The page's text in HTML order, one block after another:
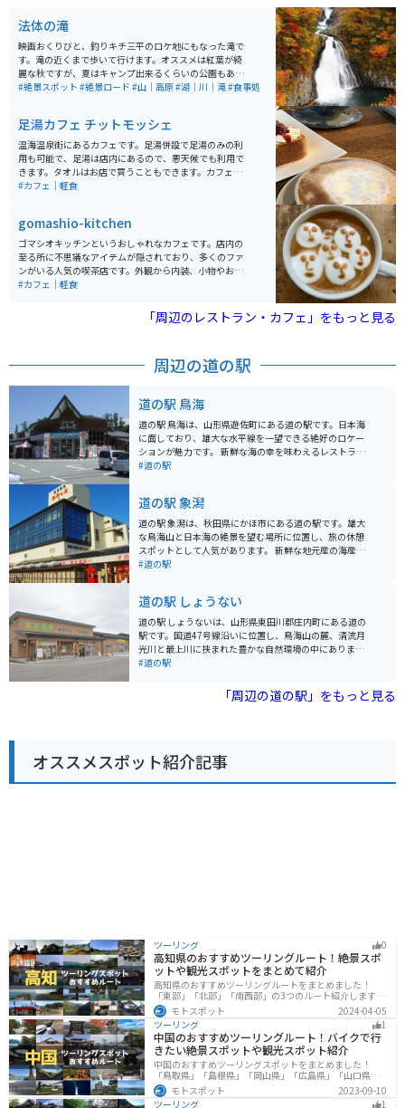
法体の滝
映画おくりびと、釣りキチ三平のロケ地にもなった滝で
す。滝の近くまで歩いて行けます。オススメは紅葉が綺
麗な秋ですが、夏はキャンプ出来るくらいの公園もある
ので楽しめます。アブや虫が多いので虫除けは必須で
す。
#絶景スポット #絶景ロード #山｜高原#湖｜川｜滝#食事処
足湯カフェ チットモッシェ
温海温泉街にあるカフェです。足湯併設で足湯のみの利
用も可能で、足湯は店内にあるので、悪天候でも利用で
きます。タオルはお店で買うこともできます。カフェの
隣に地元産の雑貨屋、2階にマッサージ屋さんが入って
#カフェ｜軽食
gomashio-kitchen
ゴマシオキッチンというおしゃれなカフェです。店内の
至る所に不思議なアイテムが隠されており、多くのファ
ンがいる人気の喫茶店です。外観から内装、小物やお食
事まで全てにこだわりがあるお店は、一度行ったら何度
テアートが楽しめるカフェラテは必見です。座席が少な
く、人気があるため、行かれる際には予約をしてから行
#カフェ｜軽食
「周辺のレストラン・カフェ」をもっと見る
周辺の道の駅
道の駅 鳥海
道の駅 鳥海は、山形県遊佐町にある道の駅です。日本海
に面しており、雄大な水平線を一望できる絶好のロケー
ションが魅力です。 新鮮な海の幸を味わえるレストラン
や、地元の特産品を販売するショップが人気です。特
魚魚七市場」では、活きの良い魚介類や地元でとれた野
菜などを購入できます。 バイクで訪れる場合、道の駅か
ら鳥海ブルーラインを登っていくルートがおすすめで
す。山頂付近の展望台からは、日本海や鳥海山はもちろ
んのこと、天候が良ければ佐渡島まで見渡せる絶景を楽
として利用してみてください。
#道の駅
道の駅 象潟
道の駅 象潟は、秋田県にかほ市にある道の駅です。雄大
な鳥海山と日本海の絶景を望む場所に位置し、旅の休憩
スポットとして人気があります。 新鮮な地元産の海産物
が味わえるのも魅力の一つ。併設の「海鮮市場」では、
新鮮な食材を使った料理を楽しむことができます。特
に、日本海の荒波で育った新鮮な魚介を使った海鮮丼
や、鳥海山の伏流水を使ったそばはおすすめです。 バイ
クで訪れる場合、道の駅には広々とした駐車場が完備さ
れているので安心です。日本海沿岸を走る国道7号線沿い
スポットも点在しているので、観光拠点としてもおすす
#道の駅
道の駅 しょうない
道の駅 しょうないは、山形県東田川郡庄内町にある道の
駅です。国道47号線沿いに位置し、鳥海山の麓、清流月
光川と最上川に挟まれた豊かな自然環境の中にありま
す。 農産物直売所では、地元で採れた新鮮な野菜や果
ができます。また、庄内町の特産品である「麦切り」や
「稲庭うどん」などの麺類も人気です。レストランで
国道7号線や、鳥海ブルーラインなど、景観の良いルー
トの途中に位置しており、ツーリングの休憩場所として
も最適です。道の駅には、広い駐車場や休憩スペースが
#道の駅
「周辺の道の駅」をもっと見る
オススメスポット紹介記事
ツーリング 0
高知県のおすすめツーリングルート！絶景スポ
ットや観光スポットをまとめて紹介
高知県のおすすめツーリングルートをまとめました！
「東部」「北部」「南西部」の3つのルート紹介します。
山と海どちらも楽しめるスポットが多数あり、様々な楽
しみ方ができます。バイクで高知県にツーリングに行く
際は参考にしてください。
モトスポット
2024-04-05
ツーリング
1
中国のおすすめツーリングルート！バイクで行
きたい絶景スポットや観光スポット紹介
中国のおすすめツーリングスポットをまとめました！
「鳥取県」「島根県」「岡山県」「広島県」「山口県」
の各県の観光地紹介します。自然豊かな山々や湖、温泉
地が点在し、四季折々の景色を楽しめるスポットが多数
モトスポット
2023-09-10
ツーリング
1